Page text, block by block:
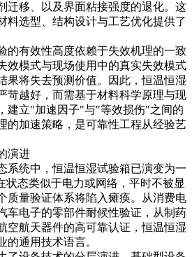
迁移、以及界面粘接强度的退化。这
料选型、结构设计与工艺优化提供了
的有效性高度依赖于失效机理的一致
效模式与现场使用中的真实失效模式
果将失去预测价值。因此，恒温恒湿
苛越好，而需基于材料科学原理与现
建立"加速因子"与"等效损伤"之间的
的加速策略，是可靠性工程从经验艺
演进
系统中，恒温恒湿试验箱已演变为一
态类似于电力或网络，平时不被显
质量验证体系将陷入瘫痪。从消费电
车电子的零部件耐候性验证，从制药
空航天器件的高可靠认证，恒温恒湿
的通用技术语言。